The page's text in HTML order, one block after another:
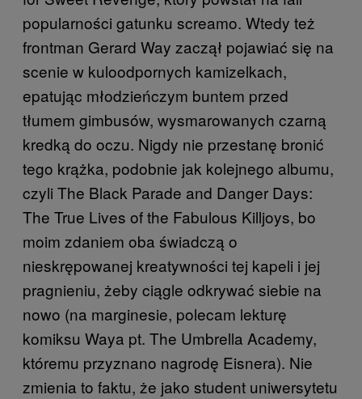
popularności gatunku screamo. Wtedy też
frontman Gerard Way zaczął pojawiać się na
scenie w kuloodpornych kamizelkach,
epatując młodzieńczym buntem przed
tłumem gimbusów, wysmarowanych czarną
kredką do oczu. Nigdy nie przestanę bronić
tego krążka, podobnie jak kolejnego albumu,
czyli The Black Parade and Danger Days:
The True Lives of the Fabulous Killjoys, bo
moim zdaniem oba świadczą o
nieskrępowanej kreatywności tej kapeli i jej
pragnieniu, żeby ciągle odkrywać siebie na
nowo (na marginesie, polecam lekturę
komiksu Waya pt. The Umbrella Academy,
któremu przyznano nagrodę Eisnera). Nie
zmienia to faktu, że jako student uniwersytetu